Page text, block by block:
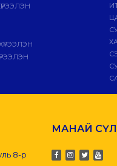
8-р
МАНАЙ